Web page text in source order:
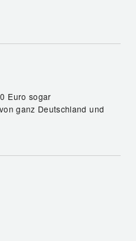
Euro sogar
ganz Deutschland und